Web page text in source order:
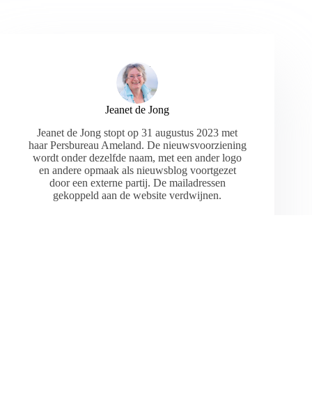
Jeanet de Jong
Jeanet de Jong stopt op 31 augustus 2023 met
haar Persbureau Ameland. De nieuwsvoorziening
wordt onder dezelfde naam, met een ander logo
en andere opmaak als nieuwsblog voortgezet
door een externe partij. De mailadressen
gekoppeld aan de website verdwijnen.